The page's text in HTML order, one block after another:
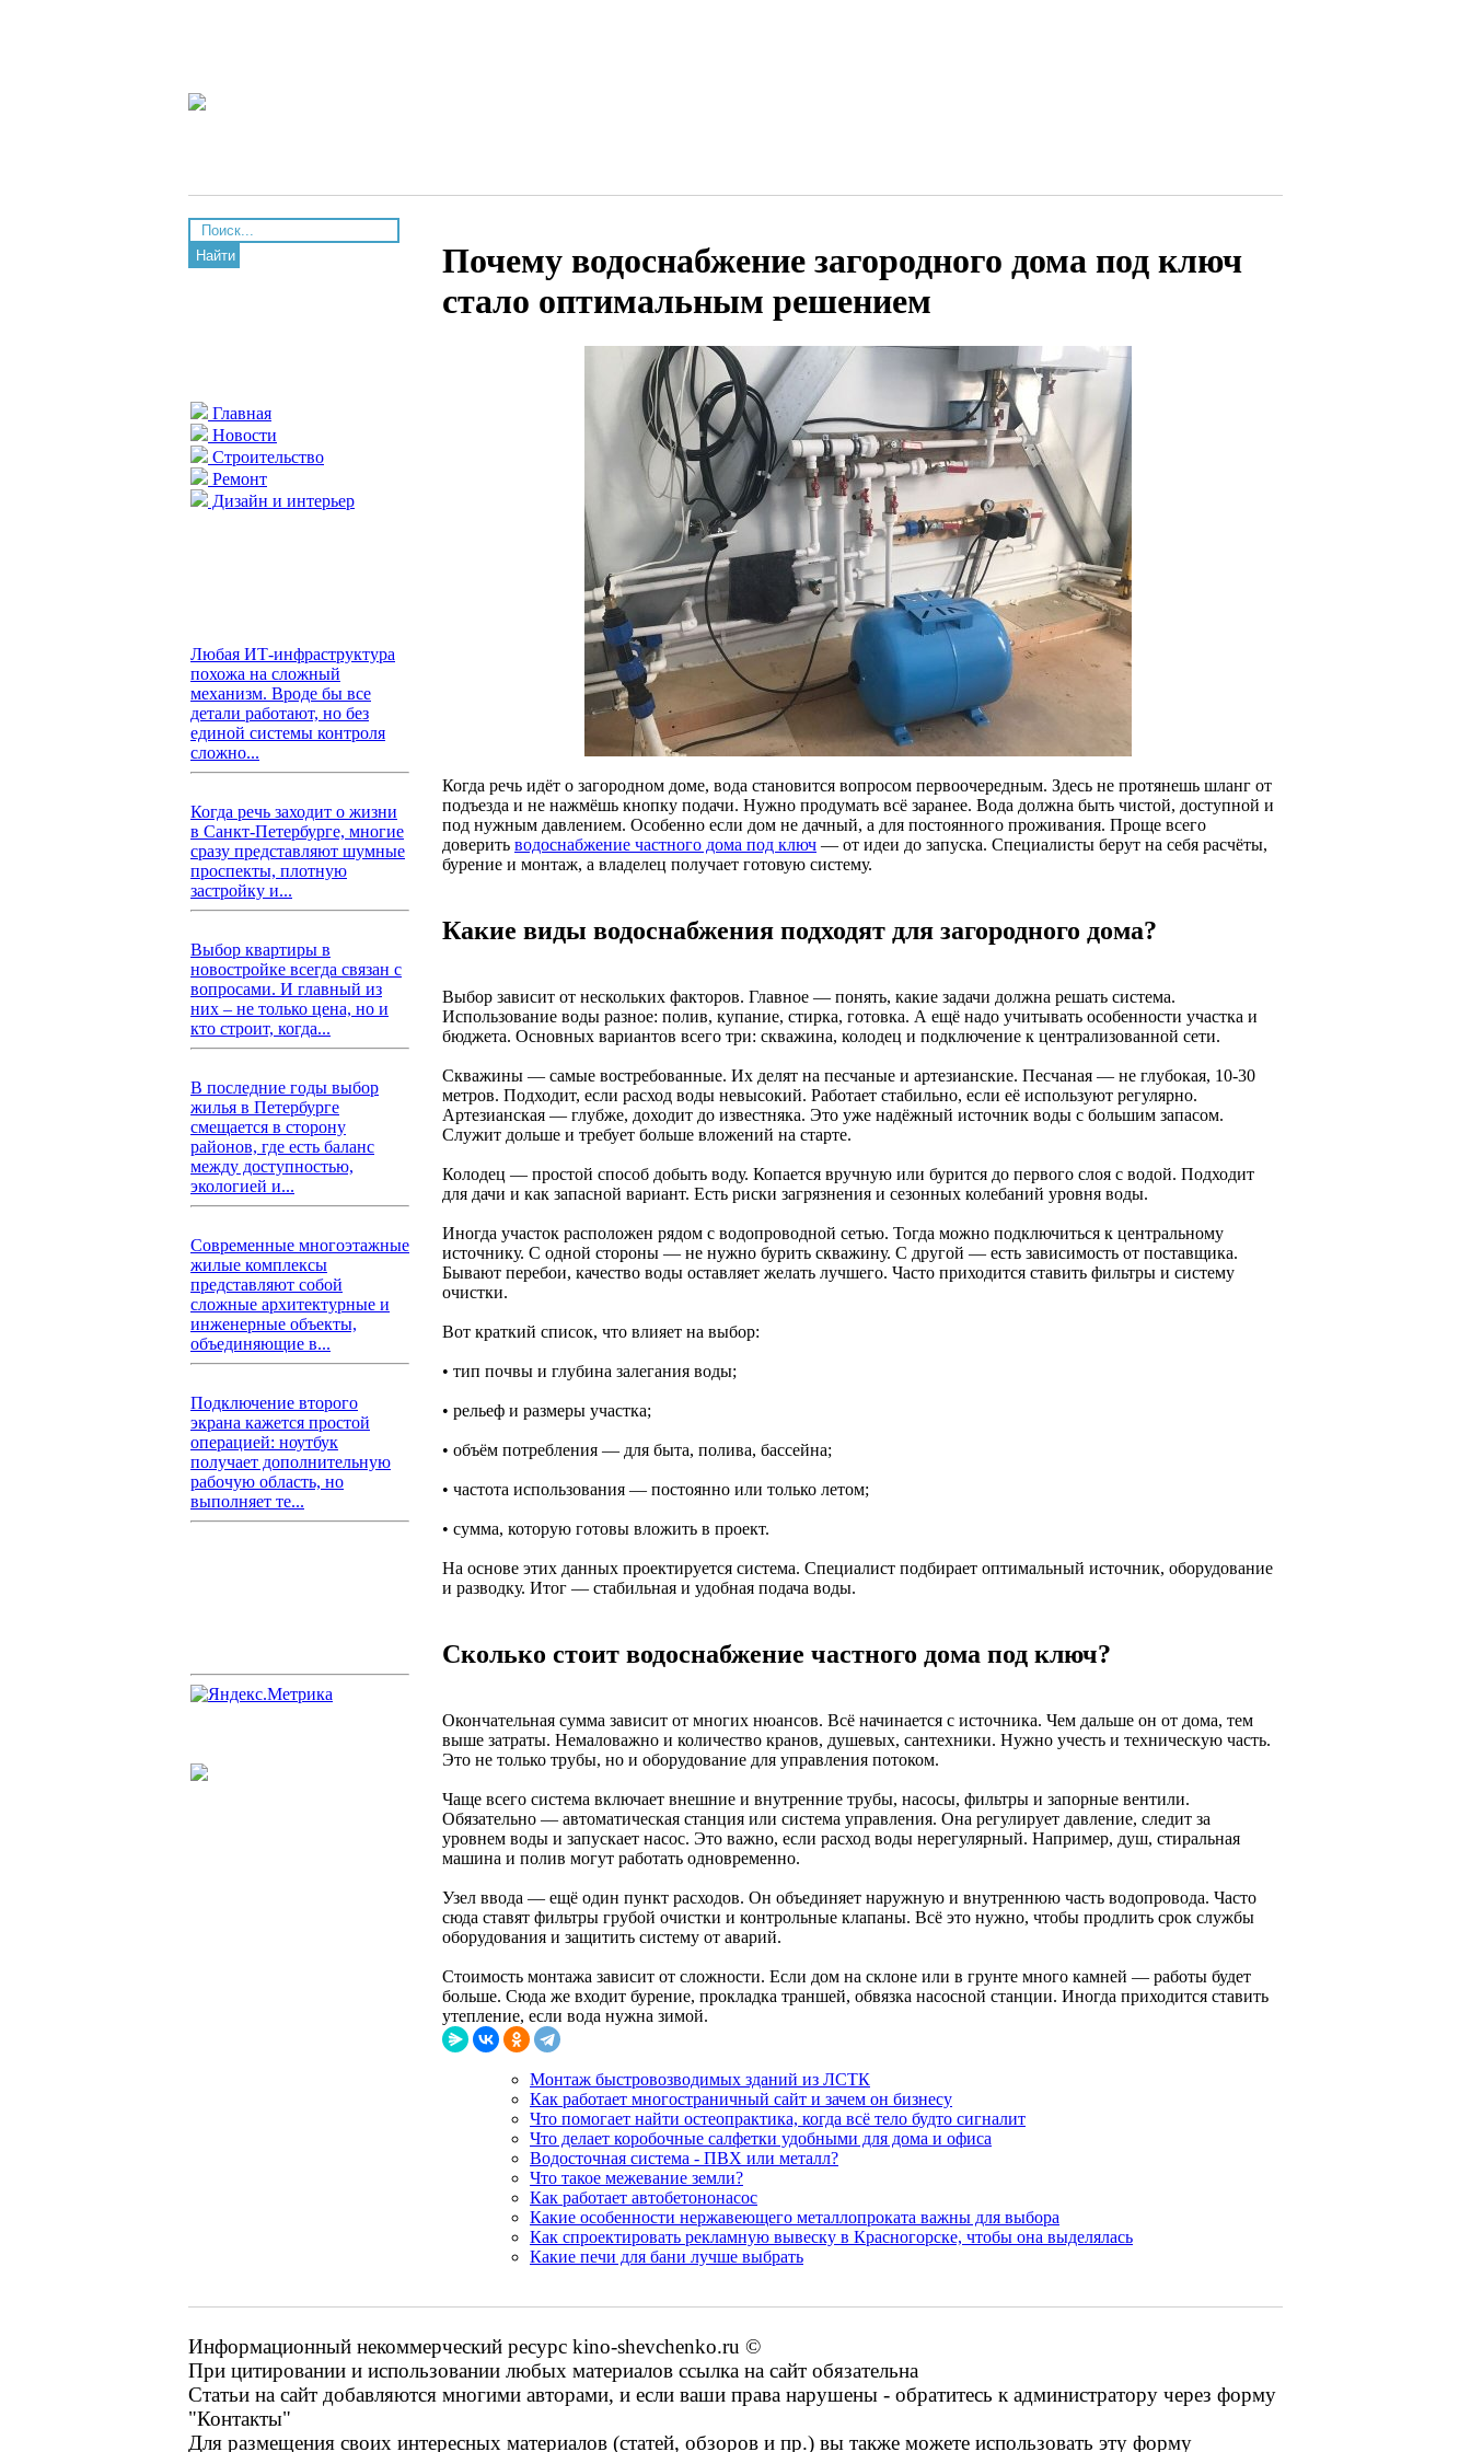
Найти
Главная
Новости
Строительство
Ремонт
Дизайн и интерьер
Любая ИТ-инфраструктура
похожа на сложный
механизм. Вроде бы все
детали работают, но без
единой системы контроля
сложно...
Когда речь заходит о жизни
в Санкт-Петербурге, многие
сразу представляют шумные
проспекты, плотную
застройку и...
Выбор квартиры в
новостройке всегда связан с
вопросами. И главный из
них – не только цена, но и
кто строит, когда...
В последние годы выбор
жилья в Петербурге
смещается в сторону
районов, где есть баланс
между доступностью,
экологией и...
Современные многоэтажные
жилые комплексы
представляют собой
сложные архитектурные и
инженерные объекты,
объединяющие в...
Подключение второго
экрана кажется простой
операцией: ноутбук
получает дополнительную
рабочую область, но
выполняет те...
Почему водоснабжение загородного дома под ключ
стало оптимальным решением
Когда речь идёт о загородном доме, вода становится вопросом первоочередным. Здесь не протянешь шланг от
подъезда и не нажмёшь кнопку подачи. Нужно продумать всё заранее. Вода должна быть чистой, доступной и
под нужным давлением. Особенно если дом не дачный, а для постоянного проживания. Проще всего
доверить водоснабжение частного дома под ключ — от идеи до запуска. Специалисты берут на себя расчёты,
бурение и монтаж, а владелец получает готовую систему.
Какие виды водоснабжения подходят для загородного дома?
Выбор зависит от нескольких факторов. Главное — понять, какие задачи должна решать система.
Использование воды разное: полив, купание, стирка, готовка. А ещё надо учитывать особенности участка и
бюджета. Основных вариантов всего три: скважина, колодец и подключение к централизованной сети.
Скважины — самые востребованные. Их делят на песчаные и артезианские. Песчаная — не глубокая, 10-30
метров. Подходит, если расход воды невысокий. Работает стабильно, если её используют регулярно.
Артезианская — глубже, доходит до известняка. Это уже надёжный источник воды с большим запасом.
Служит дольше и требует больше вложений на старте.
Колодец — простой способ добыть воду. Копается вручную или бурится до первого слоя с водой. Подходит
для дачи и как запасной вариант. Есть риски загрязнения и сезонных колебаний уровня воды.
Иногда участок расположен рядом с водопроводной сетью. Тогда можно подключиться к центральному
источнику. С одной стороны — не нужно бурить скважину. С другой — есть зависимость от поставщика.
Бывают перебои, качество воды оставляет желать лучшего. Часто приходится ставить фильтры и систему
очистки.
Вот краткий список, что влияет на выбор:
• тип почвы и глубина залегания воды;
• рельеф и размеры участка;
• объём потребления — для быта, полива, бассейна;
• частота использования — постоянно или только летом;
• сумма, которую готовы вложить в проект.
На основе этих данных проектируется система. Специалист подбирает оптимальный источник, оборудование
и разводку. Итог — стабильная и удобная подача воды.
Сколько стоит водоснабжение частного дома под ключ?
Окончательная сумма зависит от многих нюансов. Всё начинается с источника. Чем дальше он от дома, тем
выше затраты. Немаловажно и количество кранов, душевых, сантехники. Нужно учесть и техническую часть.
Это не только трубы, но и оборудование для управления потоком.
Чаще всего система включает внешние и внутренние трубы, насосы, фильтры и запорные вентили.
Обязательно — автоматическая станция или система управления. Она регулирует давление, следит за
уровнем воды и запускает насос. Это важно, если расход воды нерегулярный. Например, душ, стиральная
машина и полив могут работать одновременно.
Узел ввода — ещё один пункт расходов. Он объединяет наружную и внутреннюю часть водопровода. Часто
сюда ставят фильтры грубой очистки и контрольные клапаны. Всё это нужно, чтобы продлить срок службы
оборудования и защитить систему от аварий.
Стоимость монтажа зависит от сложности. Если дом на склоне или в грунте много камней — работы будет
больше. Сюда же входит бурение, прокладка траншей, обвязка насосной станции. Иногда приходится ставить
утепление, если вода нужна зимой.
Монтаж быстровозводимых зданий из ЛСТК
Как работает многостраничный сайт и зачем он бизнесу
Что помогает найти остеопрактика, когда всё тело будто сигналит
Что делает коробочные салфетки удобными для дома и офиса
Водосточная система - ПВХ или металл?
Что такое межевание земли?
Как работает автобетононасос
Какие особенности нержавеющего металлопроката важны для выбора
Как спроектировать рекламную вывеску в Красногорске, чтобы она выделялась
Какие печи для бани лучше выбрать
Информационный некоммерческий ресурс kino-shevchenko.ru ©
При цитировании и использовании любых материалов ссылка на сайт обязательна
Статьи на сайт добавляются многими авторами, и если ваши права нарушены - обратитесь к администратору через форму
"Контакты"
Для размещения своих интересных материалов (статей, обзоров и пр.) вы также можете использовать эту форму